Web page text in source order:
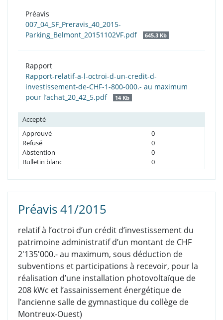
Préavis
007_04_SF_Preravis_40_2015-
Parking_Belmont_20151102VF.pdf
645.3 Kb
Rapport
Rapport-relatif-a-l-octroi-d-un-credit-d-
investissement-de-CHF-1-800-000.- au maximum
pour l’achat_20_42_5.pdf
14 Kb
Accepté
Approuvé
0
Refusé
0
Abstention
0
Bulletin blanc
0
Préavis 41/2015
relatif à l’octroi d’un crédit d’investissement du
patrimoine administratif d’un montant de CHF
2'135'000.- au maximum, sous déduction de
subventions et participations à recevoir, pour la
réalisation d’une installation photovoltaïque de
208 kWc et l’assainissement énergétique de
l’ancienne salle de gymnastique du collège de
Montreux-Ouest)